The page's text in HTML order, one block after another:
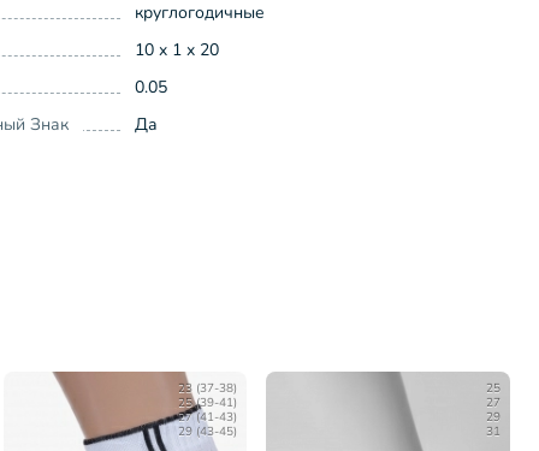
круглогодичные
10 x 1 x 20
0.05
Знак
Да
23 (37-38)
25 (39-41)
27 (41-43)
29 (43-45)
25
27
29
31